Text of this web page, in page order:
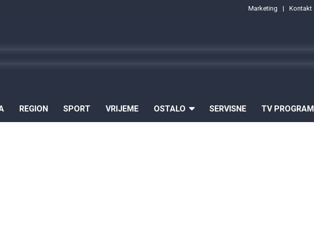
Marketing Kontakt
REGION SPORT VRIJEME OSTALO SERVISNE TV PROGRAM